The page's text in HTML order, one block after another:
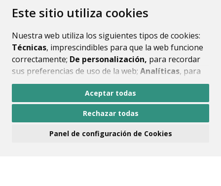
Este sitio utiliza cookies
Nuestra web utiliza los siguientes tipos de cookies:
Técnicas, imprescindibles para que la web funcione
correctamente; De personalización, para recordar
sus preferencias de uso de la web; Analíticas, para
mejorar el funcionamiento de la web y sus servicios.
Si acepta pulsando el botón“Aceptar todas”
consideramos que acepta su uso. Si pulsa el botón
ninguna acción, se guardarán las cookies técnicas
Aceptar todas
Rechazar todas
Panel de configuración de Cookies